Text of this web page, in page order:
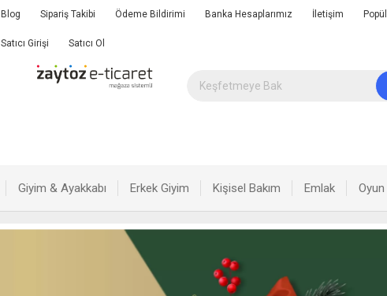
Blog Sipariş Takibi Ödeme Bildirimi Banka Hesaplarımız İletişim
Satıcı Girişi Satıcı Ol
Giyim & Ayakkabı Erkek Giyim Kişisel Bakım Emlak